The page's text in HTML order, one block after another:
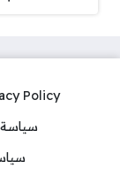
Policy
سياسة